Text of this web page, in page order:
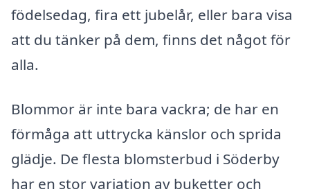
födelsedag, fira ett jubelår, eller bara visa
att du tänker på dem, finns det något för
alla.
Blommor är inte bara vackra; de har en
förmåga att uttrycka känslor och sprida
glädje. De flesta blomsterbud i Söderby
har en stor variation av buketter och